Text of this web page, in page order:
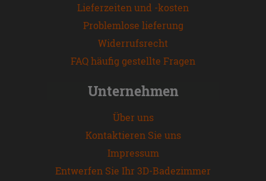
Lieferzeiten und -kosten
Problemlose lieferung
Widerrufsrecht
FAQ häufig gestellte Fragen
Unternehmen
Über uns
Kontaktieren Sie uns
Impressum
Entwerfen Sie Ihr 3D-Badezimmer